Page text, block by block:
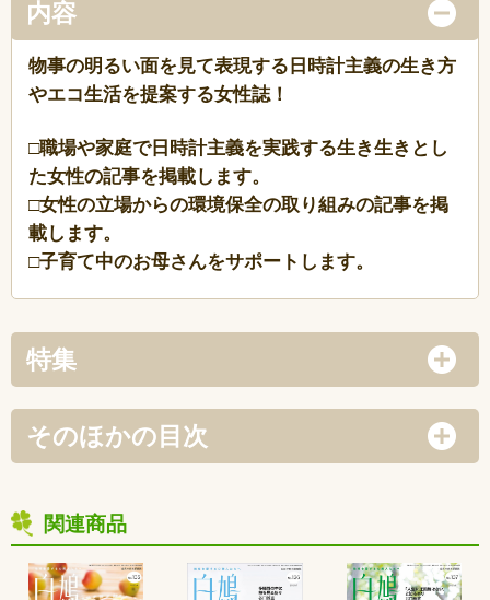
内容
物事の明るい面を見て表現する日時計主義の生き方
やエコ生活を提案する女性誌！
□職場や家庭で日時計主義を実践する生き生きとし
た女性の記事を掲載します。
□女性の立場からの環境保全の取り組みの記事を掲
載します。
□子育て中のお母さんをサポートします。
特集
そのほかの目次
関連商品